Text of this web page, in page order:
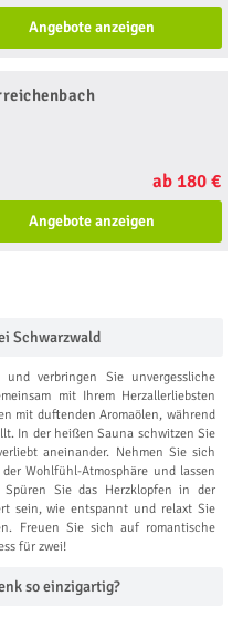
Angebote anzeigen
ab 180 €
Angebote anzeigen
Schwarzwald
verbringen Sie unvergessliche
mit Ihrem Herzallerliebsten
mit duftenden Aromaölen, während
In der heißen Sauna schwitzen Sie
aneinander. Nehmen Sie sich
Wohlfühl-Atmosphäre und lassen
Sie das Herzklopfen in der
sein, wie entspannt und relaxt Sie
Freuen Sie sich auf romantische
für zwei!
so einzigartig?